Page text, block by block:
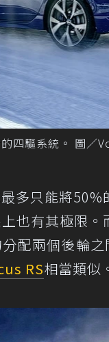
四驅系統。 圖／
多只能將
也有其極限
配兩個後輪
RS相當類似